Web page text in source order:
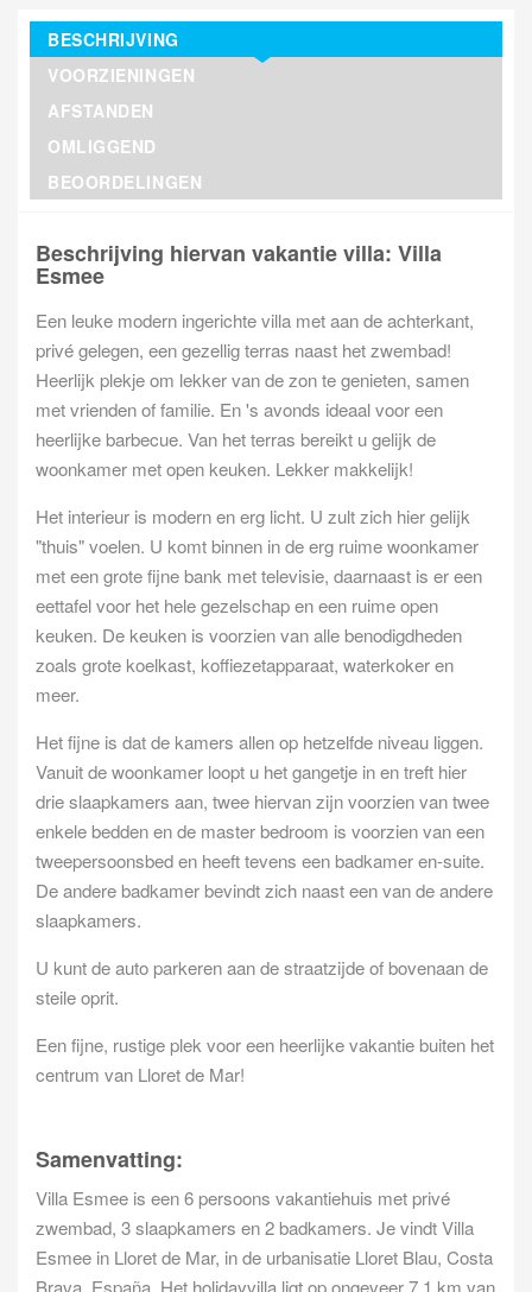
BESCHRIJVING
VOORZIENINGEN
AFSTANDEN
OMLIGGEND
BEOORDELINGEN
Beschrijving hiervan vakantie villa: Villa
Esmee
Een leuke modern ingerichte villa met aan de achterkant,
privé gelegen, een gezellig terras naast het zwembad!
Heerlijk plekje om lekker van de zon te genieten, samen
met vrienden of familie. En 's avonds ideaal voor een
heerlijke barbecue. Van het terras bereikt u gelijk de
woonkamer met open keuken. Lekker makkelijk!
Het interieur is modern en erg licht. U zult zich hier gelijk
"thuis" voelen. U komt binnen in de erg ruime woonkamer
met een grote fijne bank met televisie, daarnaast is er een
eettafel voor het hele gezelschap en een ruime open
keuken. De keuken is voorzien van alle benodigdheden
zoals grote koelkast, koffiezetapparaat, waterkoker en
meer.
Het fijne is dat de kamers allen op hetzelfde niveau liggen.
Vanuit de woonkamer loopt u het gangetje in en treft hier
drie slaapkamers aan, twee hiervan zijn voorzien van twee
enkele bedden en de master bedroom is voorzien van een
tweepersoonsbed en heeft tevens een badkamer en-suite.
De andere badkamer bevindt zich naast een van de andere
slaapkamers.
U kunt de auto parkeren aan de straatzijde of bovenaan de
steile oprit.
Een fijne, rustige plek voor een heerlijke vakantie buiten het
centrum van Lloret de Mar!
Samenvatting:
Villa Esmee is een 6 persoons vakantiehuis met privé
zwembad, 3 slaapkamers en 2 badkamers. Je vindt Villa
Esmee in Lloret de Mar, in de urbanisatie Lloret Blau, Costa
Brava, España. Het holidayvilla ligt op ongeveer 7.1 km van